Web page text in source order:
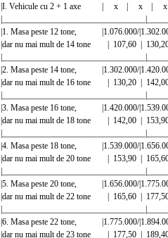
|I. Vehicule cu 2 + 1 axe | x | x
|1. Masa peste 12 tone, |1.076.000/
|dar nu mai mult de 14 tone | 107,60
|2. Masa peste 14 tone, |1.302.000/
|dar nu mai mult de 16 tone | 130,20
|3. Masa peste 16 tone, |1.420.000/
|dar nu mai mult de 18 tone | 142,00
|4. Masa peste 18 tone, |1.539.000/
|dar nu mai mult de 20 tone | 153,90
|5. Masa peste 20 tone, |1.656.000/
|dar nu mai mult de 22 tone | 165,60
|6. Masa peste 22 tone, |1.775.000/
|dar nu mai mult de 23 tone | 177,50